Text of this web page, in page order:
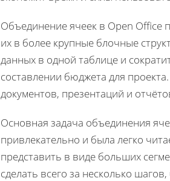
Объединение ячеек в Open Office
их в более крупные блочные
данных в одной таблице и
составлении бюджета для
документов, презентаций и
Основная задача объединения
привлекательно и была легко
представить в виде больших
сделать всего за несколько